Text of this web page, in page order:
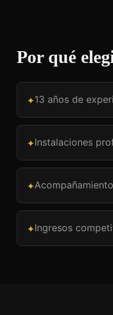
Por qué
✦13 años de
✦Instalaciones
✦
✦Ingresos